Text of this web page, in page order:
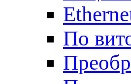
По